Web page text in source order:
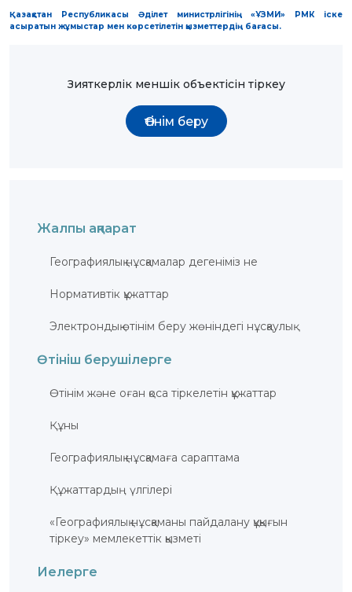
ПОИСК
Қазақстан Республикасы Әділет министрлігінің «ҰЗМИ» РМК іске
асыратын жұмыстар мен көрсетілетін қызметтердің бағасы.
Зияткерлік меншік объектісін тіркеу
Өтінім беру
Жалпы ақпарат
Географиялық нұсқамалар дегеніміз не
Нормативтік құжаттар
Электрондық өтінім беру жөніндегі нұсқаулық
Өтініш берушілерге
Өтiнiм және оған қоса тiркелетiн құжаттар
Құны
Географиялық нұсқамаға сараптама
Құжаттардың үлгілері
«Географиялық нұсқаманы пайдалану құқығын
тіркеу» мемлекеттік қызметі
Иелерге